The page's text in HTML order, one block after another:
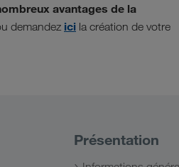
avantages de la
demandez ici la création de votre
Présentation